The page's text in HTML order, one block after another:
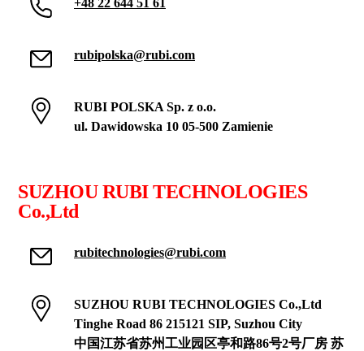
+48 22 644 51 61
rubipolska@rubi.com
RUBI POLSKA Sp. z o.o.
ul. Dawidowska 10 05-500 Zamienie
SUZHOU RUBI TECHNOLOGIES
Co.,Ltd
rubitechnologies@rubi.com
SUZHOU RUBI TECHNOLOGIES Co.,Ltd
Tinghe Road 86 215121 SIP, Suzhou City
中国江苏省苏州工业园区亭和路86号2号厂房 苏